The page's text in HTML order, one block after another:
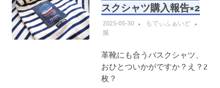
スクシャツ購入報告×2
2025-05-30
もでぃふぁいど
服
革靴にも合うバスクシャツ、
おひとついかがですか？え？2
枚？